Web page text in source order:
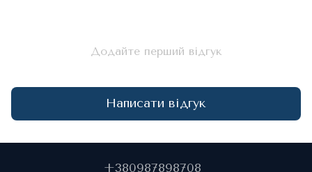
Додайте перший відгук
Написати відгук
+380987898708